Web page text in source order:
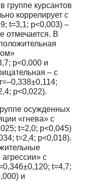
группе курсантов
коррелирует с
t=3,1; p<0,003) –
отмечается. В
p<0,000 и
– с
p<0,022).
осужденных
«гнева» с
t=2,0; p<0,045)
t=2,4; p<0,018).
с
t=4,7;
и